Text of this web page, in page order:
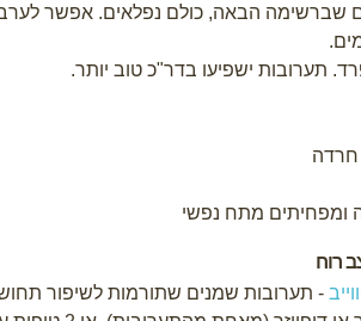
.
תערובות ישפיעו בדר"כ טוב יותר.
חרדה
ומפחיתים מתח נפשי
רוח
- תערובות שמנים שתורמות לשיפור